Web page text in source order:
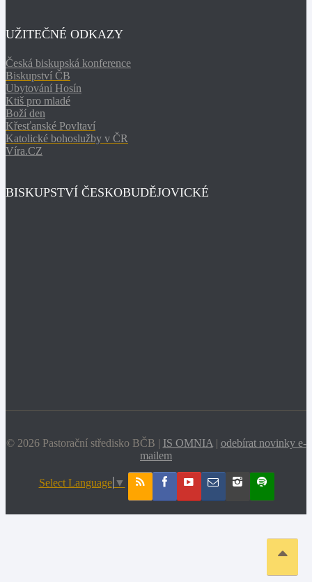
UŽITEČNÉ ODKAZY
Česká biskupská konference
Biskupství ČB
Ubytování Hosín
Ktiš pro mladé
Boží den
Křesťanské Povltaví
Katolické bohoslužby v ČR
Víra.CZ
BISKUPSTVÍ ČESKOBUDĚJOVICKÉ
© 2026 Pastorační středisko BČB | IS OMNIA | odebírat novinky e-
mailem
Select Language ▼